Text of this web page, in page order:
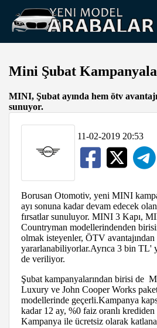
Mini Şubat
MINI, Şubat ayında hem ötv
sunuyor.
11-02-2019 20:53
Borusan Otomotiv, yeni MINI
ayı sonuna kadar devam edecek
fırsatlar sunuluyor. MINI 3 Kapı,
Countryman modellerindenden
olmak isteyenler, ÖTV avantajından
yararlanabiliyorlar.Ayrıca 3 bin TL'
de veriliyor.
Şubat kampanyalarından birisi de
Luxury ve John Cooper Works
modellerinde geçerli.Kampanya
kadar 12 ay, %0 faiz oranlı
Kampanya ile ücretsiz olarak